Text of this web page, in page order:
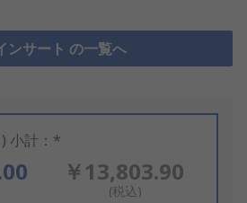
ンサート の一覧へ
小計：*
￥13,803.90
(税込)